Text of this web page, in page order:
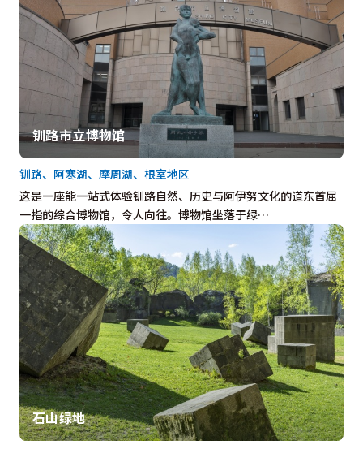
钏路市立博物馆
这是一座能一站式体验钏路自然、历史与阿伊努文化的道东首屈
一指的综合博物馆，令人向往。博物馆坐落于绿…
钏路、阿寒湖、摩周湖、根室地区
石山绿地